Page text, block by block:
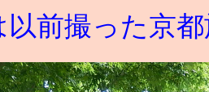
以前撮った京